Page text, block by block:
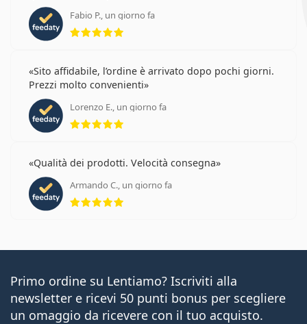
Fabio P., un giorno fa
Sito affidabile, l’ordine è arrivato dopo pochi giorni.
Prezzi molto convenienti
Lorenzo E., un giorno fa
valutazione 5 di 5
Qualità dei prodotti. Velocità consegna
Armando C., un giorno fa
valutazione 5 di 5
Primo ordine su Lentiamo? Iscriviti alla
newsletter e ricevi 50 punti bonus per scegliere
un omaggio da ricevere con il tuo acquisto.